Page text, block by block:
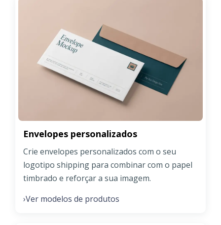
Envelopes personalizados
Crie envelopes personalizados com o seu
logotipo shipping para combinar com o papel
timbrado e reforçar a sua imagem.
›Ver modelos de produtos